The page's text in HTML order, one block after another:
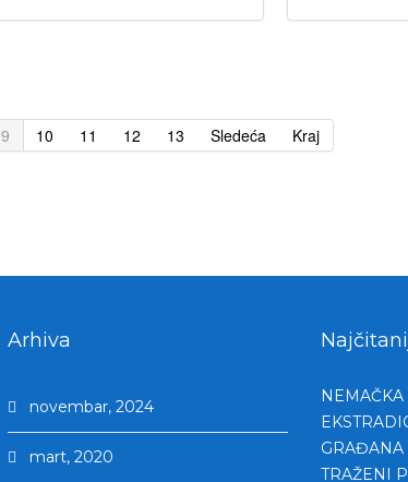
9 10 11 12 13 Sledeća Kraj
Arhiva
novembar, 2024
mart, 2020
GRAĐANA
TRAŽENI